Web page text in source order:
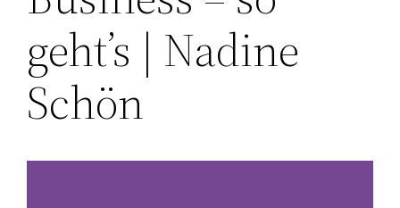
geht’s | Nadine
Schön